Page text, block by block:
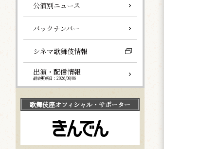
公演別ニュース
バックナンバー
シネマ歌舞伎情報
出演・配信情報
最終更新日：2026/08/06
歌舞伎座オフィシャル・サポーター